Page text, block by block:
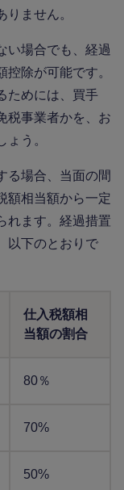
ません。
い場合でも、経過
除が可能です。
ためには、買手
税事業者かを、お
う。
る場合、当面の間
額相当額から一定
れます。経過措置
以下のとおりで
仕入税額相
当額の割合
80％
70%
50%